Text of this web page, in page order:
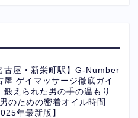
古屋・新栄町駅】G-Number
屋 ゲイマッサージ徹底ガイ
鍛えられた男の手の温もり
のための密着オイル時間
年最新版】